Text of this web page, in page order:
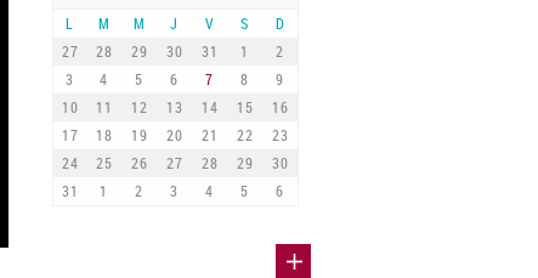
L M M J V S
D
27
28 29 30 31 1
2
3
4 5 6 7 8
9
10
11 12 13 14 15
16
17
18 19 20 21 22
23
24
25 26 27 28 29
30
31
1 2 3 4 5 6